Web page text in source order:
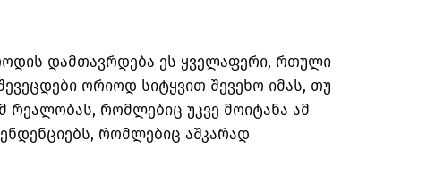
დამთავრდება ეს ყველაფერი, რთული
ორიოდ სიტყვით შევეხო იმას, თუ
რეალობას, რომლებიც უკვე მოიტანა ამ
რომლებიც აშკარად